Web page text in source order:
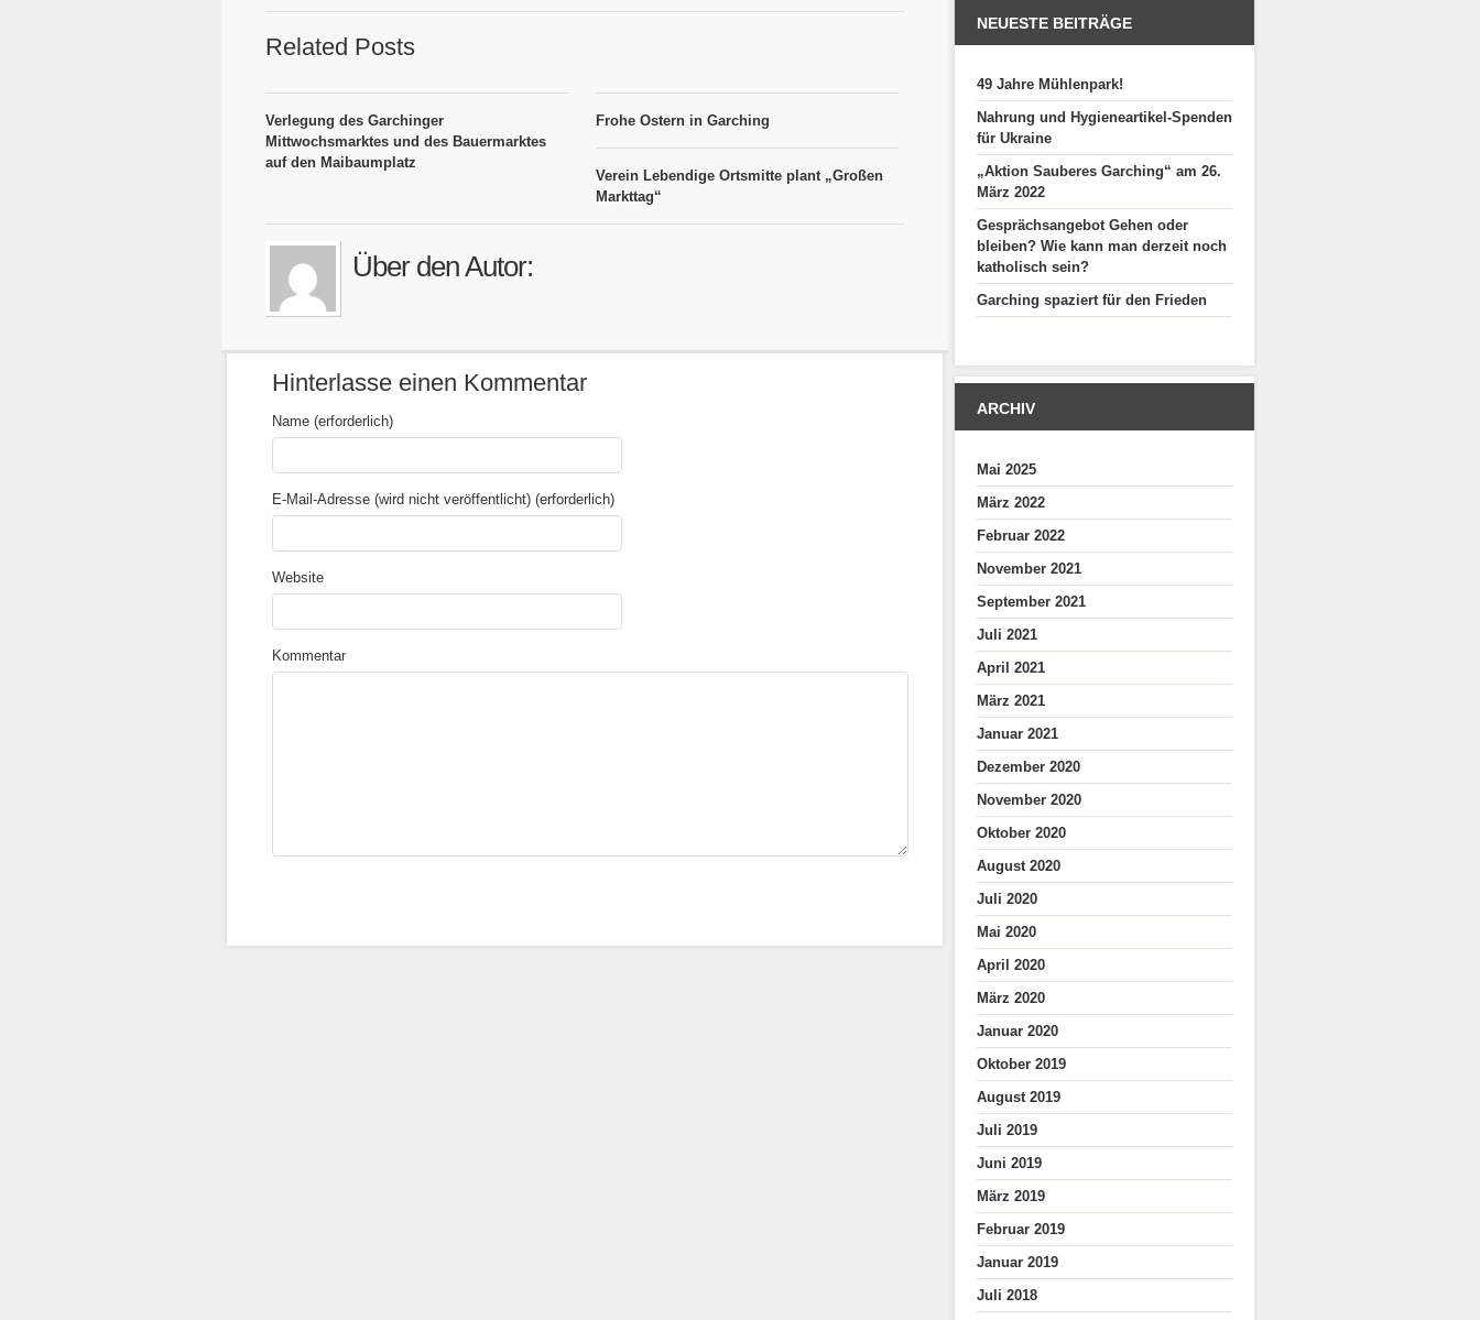
Related Posts
Verlegung des Garchinger
Mittwochsmarktes und des Bauermarktes
auf den Maibaumplatz
Frohe Ostern in Garching
Verein Lebendige Ortsmitte plant „Großen
Markttag“
Über den Autor:
Hinterlasse einen Kommentar
Name (erforderlich)
E-Mail-Adresse (wird nicht veröffentlicht) (erforderlich)
Website
Kommentar
NEUESTE BEITRÄGE
49 Jahre Mühlenpark!
Nahrung und Hygieneartikel-Spenden
für Ukraine
„Aktion Sauberes Garching“ am 26.
März 2022
Gesprächsangebot Gehen oder
bleiben? Wie kann man derzeit noch
katholisch sein?
Garching spaziert für den Frieden
ARCHIV
Mai 2025
März 2022
Februar 2022
November 2021
September 2021
Juli 2021
April 2021
März 2021
Januar 2021
Dezember 2020
November 2020
Oktober 2020
August 2020
Juli 2020
Mai 2020
April 2020
März 2020
Januar 2020
Oktober 2019
August 2019
Juli 2019
Juni 2019
März 2019
Februar 2019
Januar 2019
Juli 2018